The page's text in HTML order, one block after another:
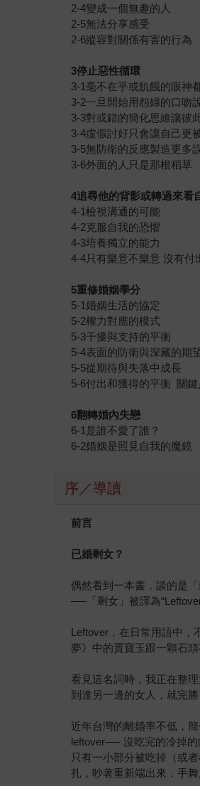
2-4變成一個無趣的人
2-5無法分享感受
2-6縱容對關係有害的行為
3停止惡性循環
3-1毫不在乎或飢餓的眼神
3-2一旦開始用怨婦的口吻
3-3對或錯的簡化思維讓彼
3-4虛假討好只會讓自己更
3-5無防衛的反應製造更多
3-6外面的人只是那根稻草
4追尋他的背影或轉過來看
4-1檢視溝通的可能
4-2克服自我的恐懼
4-3培養獨立的能力
4-4只有樂意不樂意 沒有付
5重修婚姻學分
5-1婚姻⽣活的協定
5-2權力對應的模式
5-3干擾與支持的平衡
5-4表面的防衛與深藏的期
5-5從期待與失落中成長
5-6付出和獲得的平衡 關
6翻轉婚內失戀
6-1是誰不愛了誰？
6-2婚姻是照見自我的魔鏡
序／導讀
前言
已婚剩女？
偶然看到一本書，談的是
──「剩女」被譯為“Leftover
Leftover，在日常用語中，
夢》中的賈寶玉跟一顆石
看見這名詞時，我正在整
到達另一邊的女人，就完
近年台灣的離婚率不低，
leftover── 沒吃完的冷掉
只有一小部分被吃掉（或
扎，吵著重新端出來，手